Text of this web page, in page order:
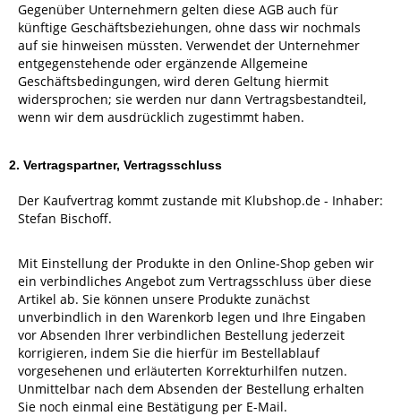
Gegenüber Unternehmern gelten diese AGB auch für
künftige Geschäftsbeziehungen, ohne dass wir nochmals
auf sie hinweisen müssten. Verwendet der Unternehmer
entgegenstehende oder ergänzende Allgemeine
Geschäftsbedingungen, wird deren Geltung hiermit
widersprochen; sie werden nur dann Vertragsbestandteil,
wenn wir dem ausdrücklich zugestimmt haben.
2. Vertragspartner, Vertragsschluss
Der Kaufvertrag kommt zustande mit Klubshop.de - Inhaber:
Stefan Bischoff.
Mit Einstellung der Produkte in den Online-Shop geben wir
ein verbindliches Angebot zum Vertragsschluss über diese
Artikel ab. Sie können unsere Produkte zunächst
unverbindlich in den Warenkorb legen und Ihre Eingaben
vor Absenden Ihrer verbindlichen Bestellung jederzeit
korrigieren, indem Sie die hierfür im Bestellablauf
vorgesehenen und erläuterten Korrekturhilfen nutzen.
Unmittelbar nach dem Absenden der Bestellung erhalten
Sie noch einmal eine Bestätigung per E-Mail.